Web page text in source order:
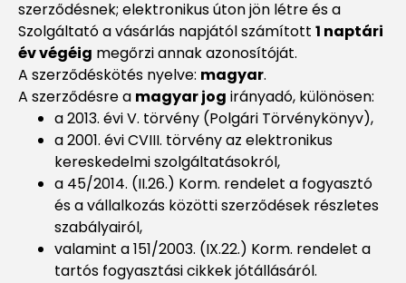
szerződésnek; elektronikus úton jön létre és a
Szolgáltató a vásárlás napjától számított 1 naptári
év végéig megőrzi annak azonosítóját.
A szerződéskötés nyelve: magyar.
A szerződésre a magyar jog irányadó, különösen:
a 2013. évi V. törvény (Polgári Törvénykönyv),
a 2001. évi CVIII. törvény az elektronikus
kereskedelmi szolgáltatásokról,
a 45/2014. (II.26.) Korm. rendelet a fogyasztó
és a vállalkozás közötti szerződések részletes
szabályairól,
valamint a 151/2003. (IX.22.) Korm. rendelet a
tartós fogyasztási cikkek jótállásáról.